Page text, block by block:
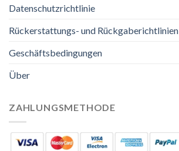
Datenschutzrichtlinie
Rückerstattungs- und Rückgaberichtlinien
Geschäftsbedingungen
Über
ZAHLUNGSMETHODE